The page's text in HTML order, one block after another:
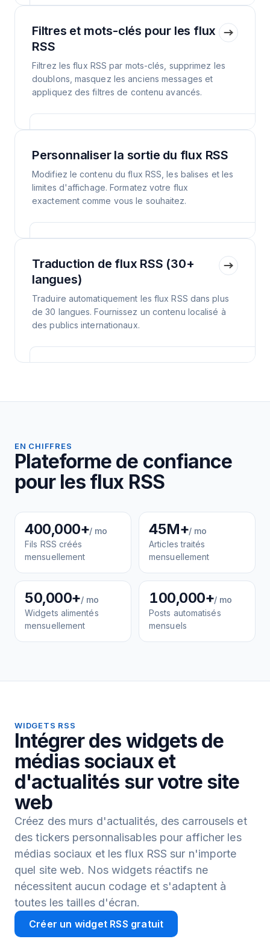
Filtres et mots-clés pour les flux
RSS
Filtrez les flux RSS par mots-clés, supprimez les
doublons, masquez les anciens messages et
appliquez des filtres de contenu avancés.
Personnaliser la sortie du flux RSS
Modifiez le contenu du flux RSS, les balises et les
limites d'affichage. Formatez votre flux
exactement comme vous le souhaitez.
Traduction de flux RSS (30+
langues)
Traduire automatiquement les flux RSS dans plus
de 30 langues. Fournissez un contenu localisé à
des publics internationaux.
EN CHIFFRES
Plateforme de confiance
pour les flux RSS
400,000+/ mo
Fils RSS créés
mensuellement
45M+/ mo
Articles traités
mensuellement
50,000+/ mo
Widgets alimentés
mensuellement
100,000+/ mo
Posts automatisés
mensuels
WIDGETS RSS
Intégrer des widgets de
médias sociaux et
d'actualités sur votre site
web
Créez des murs d'actualités, des carrousels et
des tickers personnalisables pour afficher les
médias sociaux et les flux RSS sur n'importe
quel site web. Nos widgets réactifs ne
nécessitent aucun codage et s'adaptent à
toutes les tailles d'écran.
Créer un widget RSS gratuit